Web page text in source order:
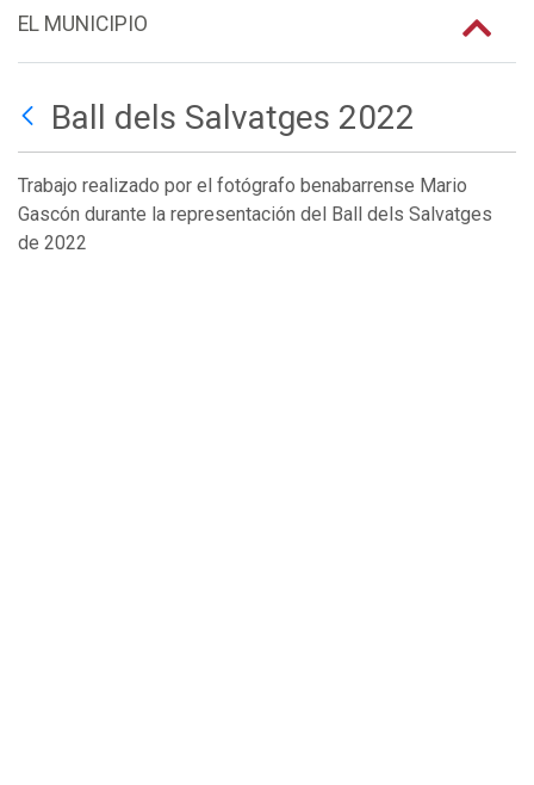
EL MUNICIPIO
Ball dels Salvatges 2022
Trabajo realizado por el fotógrafo benabarrense Mario
Gascón durante la representación del Ball dels Salvatges
de 2022